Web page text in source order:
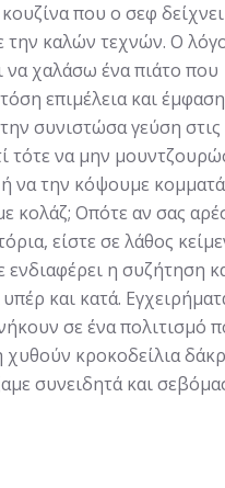
κουζίνα που ο σεφ
καλών τεχνών. Ο
χαλάσω ένα πιάτο που
επιμέλεια και
συνιστώσα γεύση στις
τότε να μην
να την κόψουμε
κολάζ; Οπότε αν σας
είστε σε λάθος
ενδιαφέρει η συζήτηση
και κατά.
σε ένα πολιτισμό
χυθούν κροκοδείλια
συνειδητά και